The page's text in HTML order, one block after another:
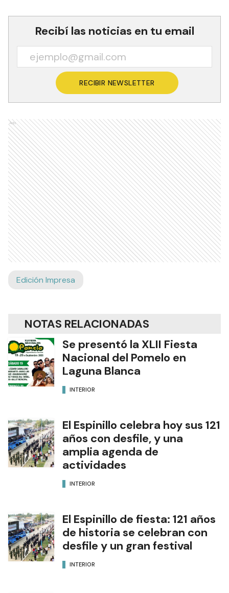
Recibí las noticias en tu email
RECIBIR NEWSLETTER
Ads
Edición Impresa
NOTAS RELACIONADAS
Se presentó la XLII Fiesta
Nacional del Pomelo en
Laguna Blanca
INTERIOR
El Espinillo celebra hoy sus 121
años con desfile, y una
amplia agenda de
actividades
INTERIOR
El Espinillo de fiesta: 121 años
de historia se celebran con
desfile y un gran festival
INTERIOR